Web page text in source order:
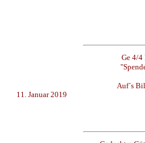
11. Januar 2019
Ge 4/4
Auf´s